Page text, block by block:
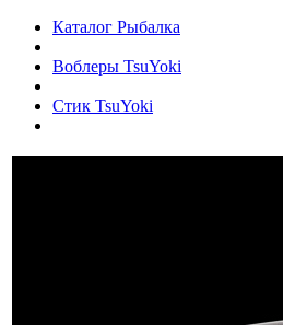
Каталог Рыбалка
Воблеры TsuYoki
Стик TsuYoki